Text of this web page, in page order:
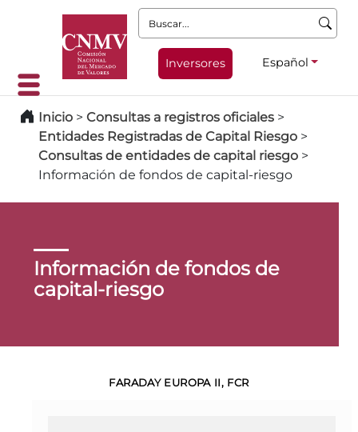
Buscar:
Inversores Español
Inicio > Consultas a registros oficiales >
Entidades Registradas de Capital Riesgo >
Consultas de entidades de capital riesgo >
Información de fondos de capital-riesgo
Información de fondos de
capital-riesgo
FARADAY EUROPA II, FCR